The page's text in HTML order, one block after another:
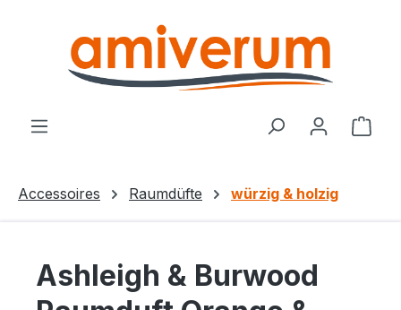
Zum Hauptinhalt springen
Accessoires Raumdüfte würzig & holzig
Ashleigh & Burwood